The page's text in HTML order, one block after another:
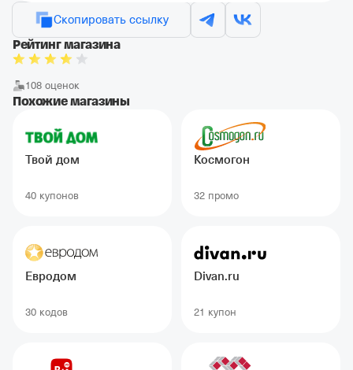
Скопировать ссылку
Рейтинг магазина
108 оценок
Похожие магазины
Твой дом
40 купонов
Космогон
32 промо
Евродом
30 кодов
Divan.ru
21 купон